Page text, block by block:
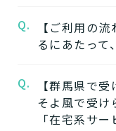
【2】でき
びできるよ
えています
ように、ご
自宅から
Q.
【ご利用の
るにあたって
在宅系サー
ケアマネジ
が必要です。
Q.
【群馬県で
そよ風で受け
「在宅系サ